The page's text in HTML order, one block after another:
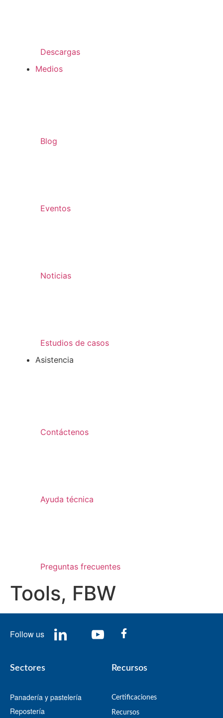
Descargas
Medios
Blog
Eventos
Noticias
Estudios de casos
Asistencia
Contáctenos
Ayuda técnica
Preguntas frecuentes
Tools, FBW
Follow us
Sectores
Panadería y pastelería
Repostería
Recursos
Certificaciones
Recursos